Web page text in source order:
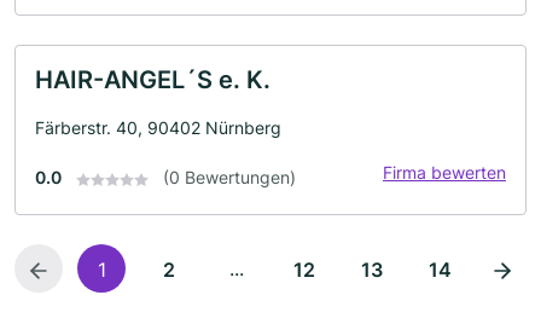
HAIR-ANGEL´S e. K.
Färberstr. 40, 90402 Nürnberg
0.0 (0 Bewertungen) Firma bewerten
1 2 ... 12 13 14